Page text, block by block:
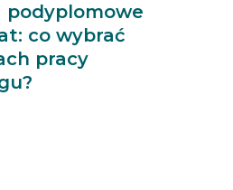
podyplomowe
co wybrać
pracy